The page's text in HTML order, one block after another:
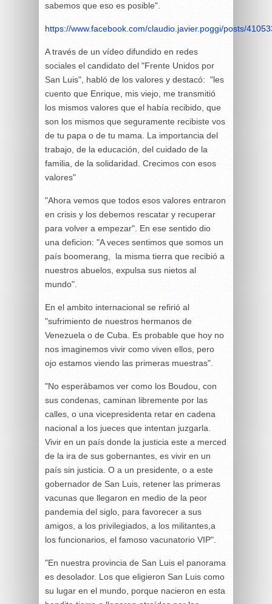
sabemos que eso es posible".
https://www.facebook.com/claudio.javier.poggi/posts/
A través de un vídeo difundido en redes
sociales el candidato del "Frente Unidos por
San Luis", habló de los valores y destacó: "les
cuento que Enrique, mis viejo, me transmitió
los mismos valores que el había recibido, que
son los mismos que seguramente recibiste vos
de tu papa o de tu mama. La importancia del
trabajo, de la educación, del cuidado de la
familia, de la solidaridad. Crecimos con esos
valores"
"Ahora vemos que todos esos valores entraron
en crisis y los debemos rescatar y recuperar
para volver a empezar". En ese sentido dio
una deficion: "A veces sentimos que somos un
país boomerang, la misma tierra que recibió a
nuestros abuelos, expulsa sus nietos al
mundo".
En el ambito internacional se refirió al
"sufrimiento de nuestros hermanos de
Venezuela o de Cuba. Es probable que hoy no
nos imaginemos vivir como viven ellos, pero
ojo estamos viendo las primeras muestras".
"No esperábamos ver como los Boudou, con
sus condenas, caminan libremente por las
calles, o una vicepresidenta retar en cadena
nacional a los jueces que intentan juzgarla.
Vivir en un país donde la justicia este a merced
de la ira de sus gobernantes, es vivir en un
país sin justicia. O a un presidente, o a este
gobernador de San Luis, retener las primeras
vacunas que llegaron en medio de la peor
pandemia del siglo, para favorecer a sus
amigos, a los privilegiados, a los militantes,a
los funcionarios, el famoso vacunatorio VIP".
"En nuestra provincia de San Luis el panorama
es desolador. Los que eligieron San Luis como
su lugar en el mundo, porque nacieron en esta